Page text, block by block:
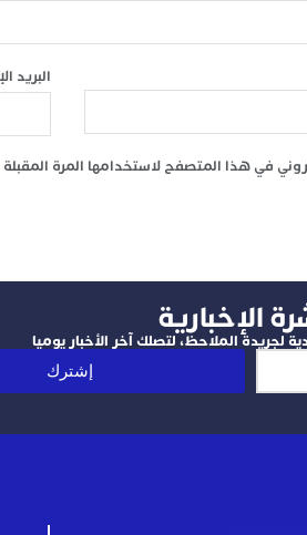
البريد
في هذا المتصفح لاستخدامها المرة
الإخبارية
لجريدة الملاحظ، لتصلك آخر الأخبار يوميا
إشترك